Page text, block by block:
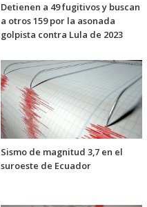
Detienen a 49 fugitivos y buscan
a otros 159 por la asonada
golpista contra Lula de 2023
Sismo de magnitud 3,7 en el
suroeste de Ecuador